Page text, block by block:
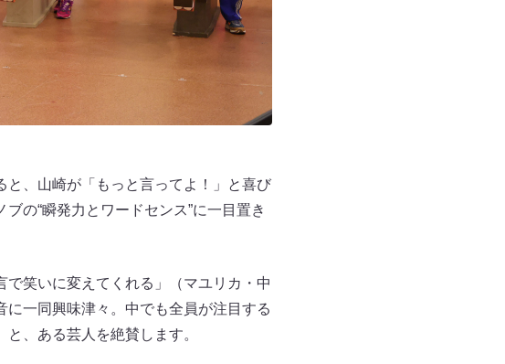
、山崎が「もっと言ってよ！」と喜び
の“瞬発力とワードセンス”に一目置き
笑いに変えてくれる」（マユリカ・中
一同興味津々。中でも全員が注目する
、ある芸人を絶賛します。